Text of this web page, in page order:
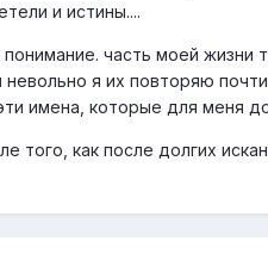
и истины....
часть моей жизни
я их повторяю
имена, которые для меня
того, как после долгих